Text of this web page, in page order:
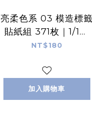
亮柔色系 03 模造標籤
貼紙組 371枚｜1/1工
作室
NT$180
加入購物車